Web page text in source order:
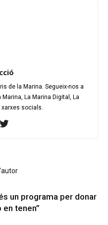
de la Marina. Segueix-nos a
Marina, La Marina Digital, La
xarxes socials.
un programa per donar
en tenen”